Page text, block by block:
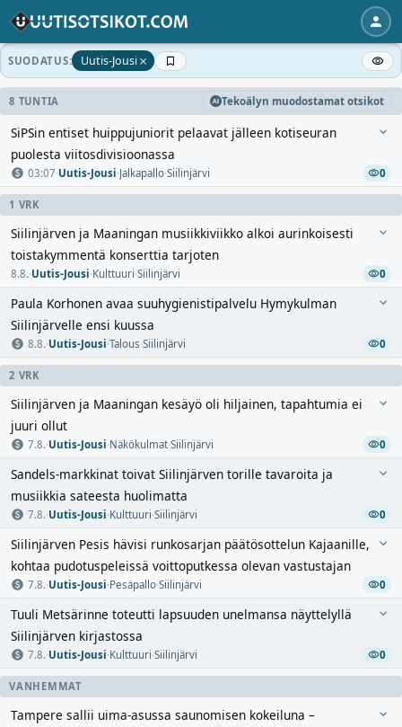
SUODATUS: Uutis-Jousi×
8 TUNTIA Tekoälyn muodostamat otsikot
SiPSin entiset huippujuniorit pelaavat jälleen kotiseuran
puolesta viitosdivisioonassa
03:07·Uutis-Jousi·Jalkapallo·Siilinjärvi 0
1 VRK
Siilinjärven ja Maaningan musiikkiviikko alkoi aurinkoisesti
toistakymmentä konserttia tarjoten
8.8.·Uutis-Jousi·Kulttuuri·Siilinjärvi 0
Paula Korhonen avaa suuhygienistipalvelu Hymykulman
Siilinjärvelle ensi kuussa
8.8.·Uutis-Jousi·Talous·Siilinjärvi 0
2 VRK
Siilinjärven ja Maaningan kesäyö oli hiljainen, tapahtumia ei
juuri ollut
7.8.·Uutis-Jousi·Näkökulmat·Siilinjärvi 0
Sandels-markkinat toivat Siilinjärven torille tavaroita ja
musiikkia sateesta huolimatta
7.8.·Uutis-Jousi·Kulttuuri·Siilinjärvi 0
Siilinjärven Pesis hävisi runkosarjan päätösottelun Kajaanille,
kohtaa pudotuspeleissä voittoputkessa olevan vastustajan
7.8.·Uutis-Jousi·Pesäpallo·Siilinjärvi 0
Tuuli Metsärinne toteutti lapsuuden unelmansa näyttelyllä
Siilinjärven kirjastossa
7.8.·Uutis-Jousi·Kulttuuri·Siilinjärvi 0
VANHEMMAT
Tampere sallii uima-asussa saunomisen kokeiluna –